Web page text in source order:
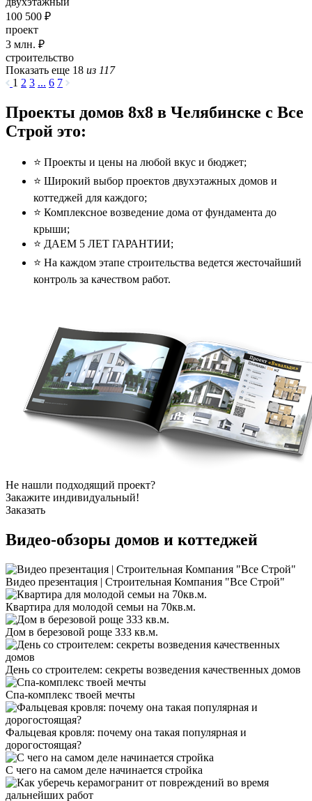
100 500 ₽
проект
3 млн. ₽
строительство
Показать еще 18 из 117
1 2 3 ... 6 7
Проекты домов 8x8 в Челябинске с Все
Строй это:
⭐️ Проекты и цены на любой вкус и бюджет;
⭐️ Широкий выбор проектов двухэтажных домов и
коттеджей для каждого;
⭐️ Комплексное возведение дома от фундамента до
крыши;
⭐️ ДАЕМ 5 ЛЕТ ГАРАНТИИ;
⭐️ На каждом этапе строительства ведется жесточайший
контроль за качеством работ.
Не нашли подходящий проект?
Закажите индивидуальный!
Заказать
Видео-обзоры домов и коттеджей
Видео презентация | Строительная Компания "Все Строй"
Квартира для молодой семьи на 70кв.м.
Дом в березовой роще 333 кв.м.
День со строителем: секреты возведения качественных домов
Спа-комплекс твоей мечты
Фальцевая кровля: почему она такая популярная и
дорогостоящая?
С чего на самом деле начинается стройка